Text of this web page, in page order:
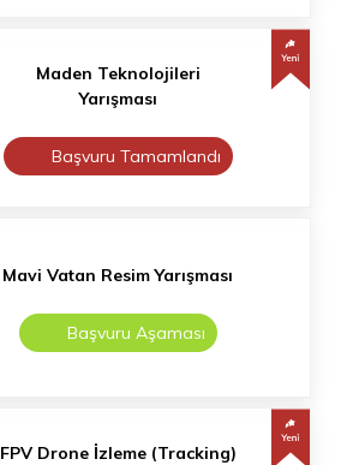
Maden Teknolojileri
Yarışması
Başvuru Tamamlandı
Mavi Vatan Resim Yarışması
Başvuru Aşaması
FPV Drone İzleme (Tracking)